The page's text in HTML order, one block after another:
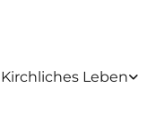
Kirchliches Leben